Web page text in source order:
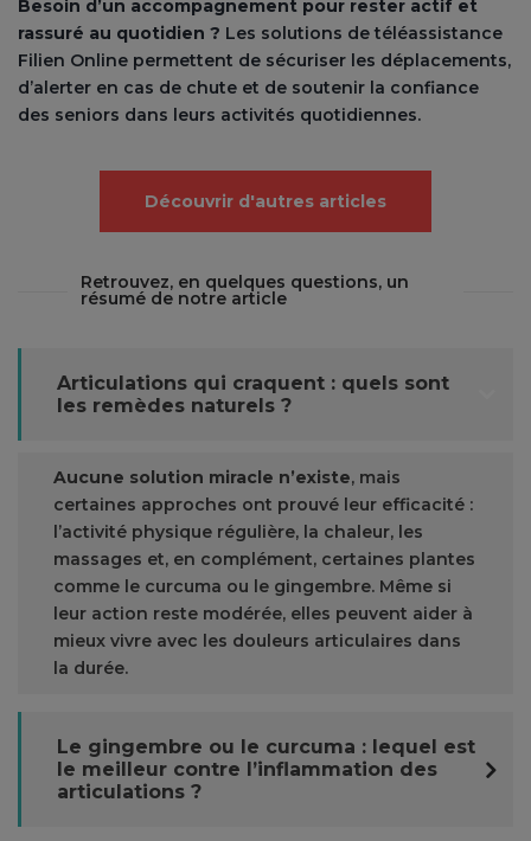
Besoin d’un accompagnement pour rester actif et
rassuré au quotidien ? Les solutions de téléassistance
Filien Online permettent de sécuriser les déplacements,
d’alerter en cas de chute et de soutenir la confiance
des seniors dans leurs activités quotidiennes.
Découvrir d'autres articles
Retrouvez, en quelques questions, un
résumé de notre article
Articulations qui craquent : quels sont
les remèdes naturels ?
Aucune solution miracle n’existe, mais
certaines approches ont prouvé leur efficacité :
l’activité physique régulière, la chaleur, les
massages et, en complément, certaines plantes
comme le curcuma ou le gingembre. Même si
leur action reste modérée, elles peuvent aider à
mieux vivre avec les douleurs articulaires dans
la durée.
Le gingembre ou le curcuma : lequel est
le meilleur contre l’inflammation des
articulations ?